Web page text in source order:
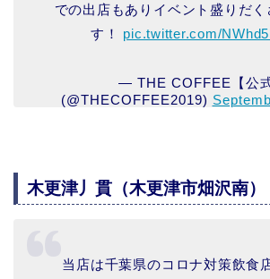
での出店もありイベント盛りだ
す！ pic.twitter.com/
— THE COFFEE【公式
(@THECOFFEE2019)
木更津丿貫（木更津市畑沢南）
当店は千葉県のコロナ対策飲食